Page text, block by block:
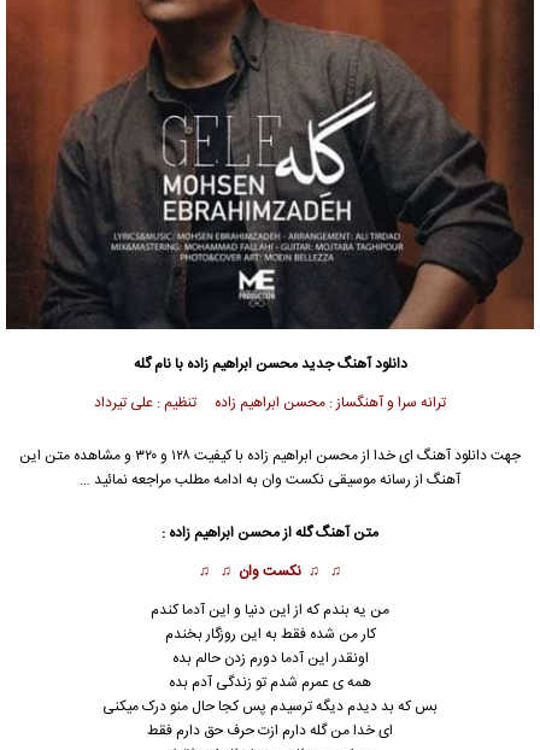
دانلود آهنگ جدیدمحسن ابراهیم زاده با نام گله
ترانه سرا و آهنگساز : محسن ابراهیم زاده تنظیم : علی تیرداد
جهت دانلود آهنگ ای خدا ازمحسن ابراهیم زاده
با کیفیت ۱۲۸ و ۳۲۰ و مشاهده متن این
آهنگ از رسانه موسیقی نکست وان به ادامه مطلب مراجعه نمائید …
متن آهنگ گله ازمحسن ابراهیم زاده :
♫ ♫ نکست وان ♫ ♫
من یه بندم که از این دنیا و این آدما کندم
کار من شده فقط به این روزگار بخندم
اونقدر این آدما دورم زدن حالم بده
همه ی عمرم شدم تو زندگی آدم بده
بس که بد دیدم دیگه ترسیدم پس کجا حال منو درک میکنی
ای خدا من گله دارم ازت حرف حق دارم فقط